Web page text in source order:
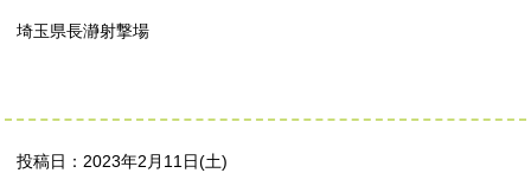
埼玉県長瀞射撃場
投稿日：2023年2月11日(土)